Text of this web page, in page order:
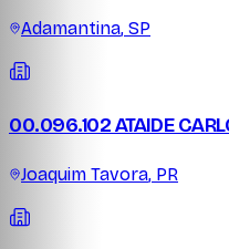
Adamantina, SP
00.096.102 ATAIDE
Joaquim Tavora, PR